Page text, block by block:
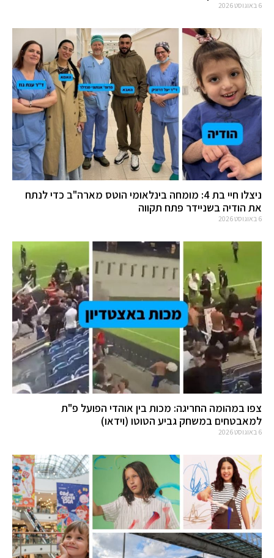
6 באוגוסט 2026
ניצלו חיי בת 4: מומחה בינלאומי הוטס מארה"ב כדי לנתח
את הודיה בשניידר פתח תקווה
6 באוגוסט 2026
צפו במהומה החריגה: מכות בין אוהדי הפועל פ"ת
למאבטחים במשחק גביע הטוטו (וידאו)
6 באוגוסט 2026